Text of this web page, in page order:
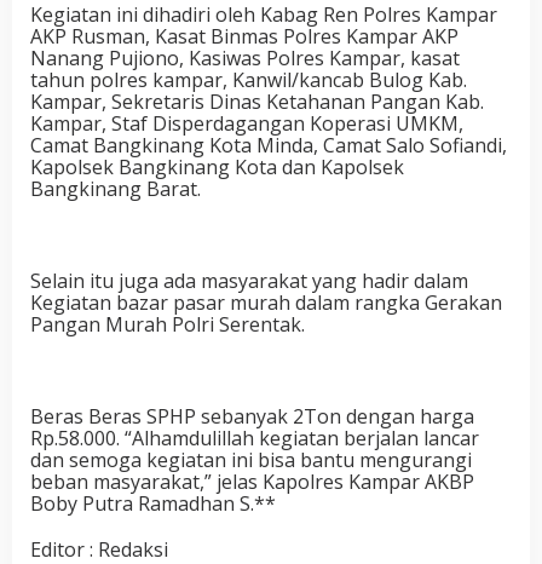
Kegiatan ini dihadiri oleh Kabag Ren Polres Kampar
AKP Rusman, Kasat Binmas Polres Kampar AKP
Nanang Pujiono, Kasiwas Polres Kampar, kasat
tahun polres kampar, Kanwil/kancab Bulog Kab.
Kampar, Sekretaris Dinas Ketahanan Pangan Kab.
Kampar, Staf Disperdagangan Koperasi UMKM,
Camat Bangkinang Kota Minda, Camat Salo Sofiandi,
Kapolsek Bangkinang Kota dan Kapolsek
Bangkinang Barat.
Selain itu juga ada masyarakat yang hadir dalam
Kegiatan bazar pasar murah dalam rangka Gerakan
Pangan Murah Polri Serentak.
Beras Beras SPHP sebanyak 2Ton dengan harga
Rp.58.000. “Alhamdulillah kegiatan berjalan lancar
dan semoga kegiatan ini bisa bantu mengurangi
beban masyarakat,” jelas Kapolres Kampar AKBP
Boby Putra Ramadhan S.**
Editor : Redaksi